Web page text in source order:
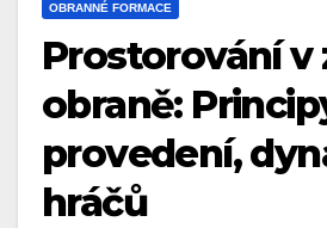
OBRANNÉ FORMACE
Prostorování v
obraně:
provedení,
hráčů